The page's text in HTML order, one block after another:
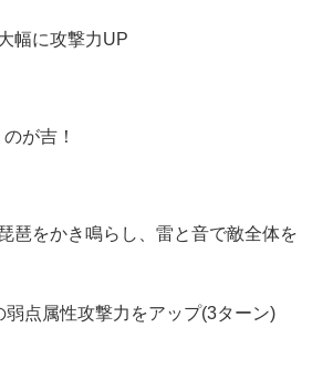
幅に攻撃力UP
が吉！
琶をかき鳴らし、雷と音で敵全体を
点属性攻撃力をアップ(3ターン)